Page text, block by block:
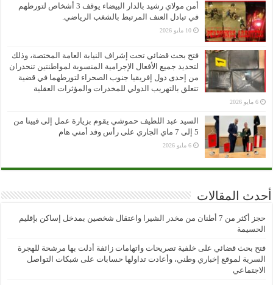
أمن مولاي رشيد بالدار البيضاء يوقف 3 أشخاص لتورطهم
في تبادل العنف المرتبط بالشغب الرياضي.
10 مايو 2026
فتح بحث قضائي تحت إشراف النيابة العامة المختصة، وذلك
لتحديد جميع الأفعال الإجرامية المنسوبة لمواطنتين تنحدران
من إحدى دول إفريقيا جنوب الصحراء لتورطهما في قضية
تتعلق بالتهريب الدولي للمخدرات والمؤثرات العقلية
6 مايو 2026
السيد عبد اللطيف حموشي يقوم بزيارة عمل إلى فيينا من
5 إلى 7 ماي الجاري على رأس وفد أمني هام
6 مايو 2026
أحدث المقالات
حجز أكثر من 7 أطنان من مخدر الشيرا واعتقال شخصين بمدخل إساكن بإقليم
الحسيمة
فتح بحث قضائي على خلفية تصريحات واتهامات زائفة أدلت بها مرشحة للهجرة
السرية لموقع إخباري وطني، وأعادت تداولها حسابات على شبكات التواصل
الاجتماعي